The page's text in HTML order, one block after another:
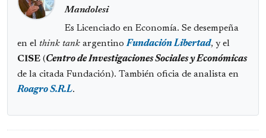
Mandolesi
Es Licenciado en Economía. Se desempeña
en el think tank argentinoFundación Libertad, y el
CISE (Centro de Investigaciones Sociales y Económicas
de la citada Fundación). También oficia de analista en
Roagro S.R.L.